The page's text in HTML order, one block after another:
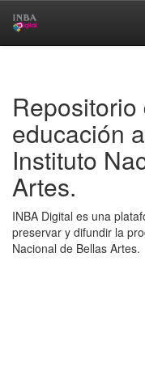
educación
Instituto
Artes.
INBA Digital es una
preservar y difundir la
Nacional de Bellas Artes.